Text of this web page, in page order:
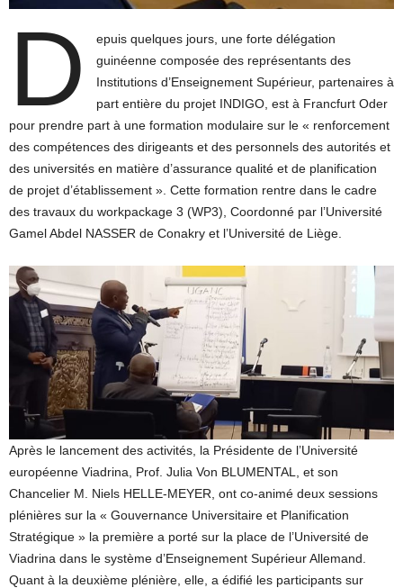
D
epuis quelques jours, une forte délégation
guinéenne composée des représentants des
Institutions d’Enseignement Supérieur, partenaires à
part entière du projet INDIGO, est à Francfurt Oder
pour prendre part à une formation modulaire sur le « renforcement
des compétences des dirigeants et des personnels des autorités et
des universités en matière d’assurance qualité et de planification
de projet d’établissement ». Cette formation rentre dans le cadre
des travaux du workpackage 3 (WP3), Coordonné par l’Université
Gamel Abdel NASSER de Conakry et l’Université de Liège.
Après le lancement des activités, la Présidente de l’Université
européenne Viadrina, Prof. Julia Von BLUMENTAL, et son
Chancelier M. Niels HELLE-MEYER, ont co-animé deux sessions
plénières sur la « Gouvernance Universitaire et Planification
Stratégique » la première a porté sur la place de l’Université de
Viadrina dans le système d’Enseignement Supérieur Allemand.
Quant à la deuxième plénière, elle, a édifié les participants sur